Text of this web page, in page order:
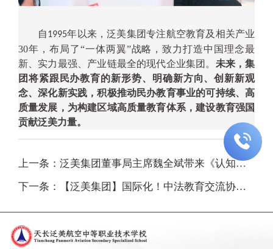
自1995年以来，泛美集团专注航空教育及相关产业
30年，布局了“一体两翼”战略，致力打造中国理念最
新、实力最强、产业链最全的现代企业集团。 未来，集
团将紧跟民办教育的新形势、明确新方向、创新新观
念、深化新实践，积极推动民办教育事业的可持续、高
质量发展，为构建区域高质量教育体系，建设教育强国
贡献泛美力量。
上一条：泛美集团董事局主席魏全斌带来《认知升维与创新奋斗》主题演讲
下一条：【泛美集团】国际化！中法教育交流协会一行到访泛美集团参观交流
